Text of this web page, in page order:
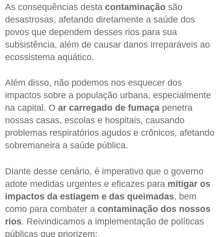
As consequências desta contaminação são
desastrosas, afetando diretamente a saúde dos
povos que dependem desses rios para sua
subsistência, além de causar danos irreparáveis ao
ecossistema aquático.
Além disso, não podemos nos esquecer dos
impactos sobre a população urbana, especialmente
na capital. O ar carregado de fumaça penetra
nossas casas, escolas e hospitais, causando
problemas respiratórios agudos e crônicos, afetando
sobremaneira a saúde pública.
Diante desse cenário, é imperativo que o governo
adote medidas urgentes e eficazes para mitigar os
impactos da estiagem e das queimadas, bem
como para combater a contaminação dos nossos
rios. Reivindicamos a implementação de políticas
públicas que priorizem: